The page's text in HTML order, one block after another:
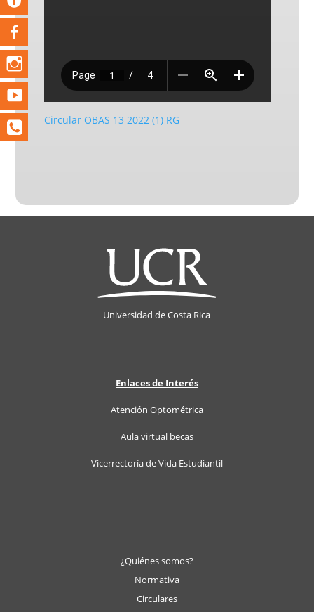
Circular OBAS 13 2022 (1) RG
Universidad de Costa Rica
Enlacesde Interés
Atención Optométrica
Aula virtual becas
Vicerrectoría de Vida Estudiantil
¿Quiénes somos?
Normativa
Circulares